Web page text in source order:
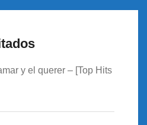
y el querer – [Top Hits